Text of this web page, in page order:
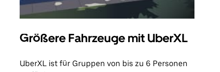
Größere Fahrzeuge mit UberXL
UberXL ist für Gruppen von bis zu 6 Personen